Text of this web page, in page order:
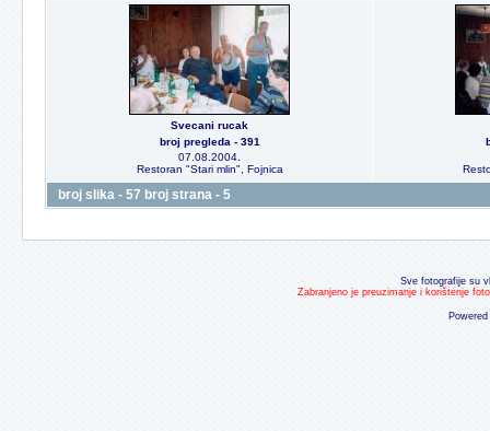
Svecani rucak
broj pregleda - 391
07.08.2004.
Restoran "Stari mlin", Fojnica
broj slika - 57 broj strana - 5
Sve fotografije su
Zabranjeno je preuzimanje i korištenje